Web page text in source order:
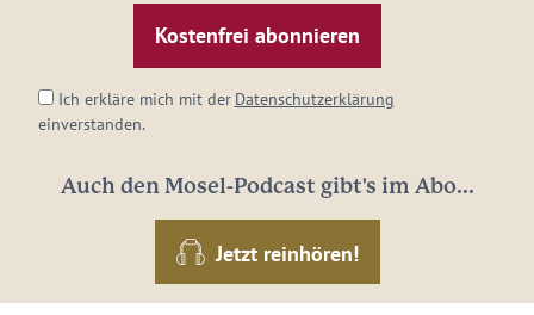
Mail-
Adresse:
Ich erkläre mich mit der Datenschutzerklärung
einverstanden.
Auch den Mosel-Podcast gibt's im Abo...
Jetzt reinhören!